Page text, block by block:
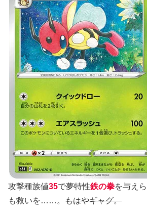
攻撃種族値35で夢特性鉄の拳を与え
も救いを……。 もはやギャグ。